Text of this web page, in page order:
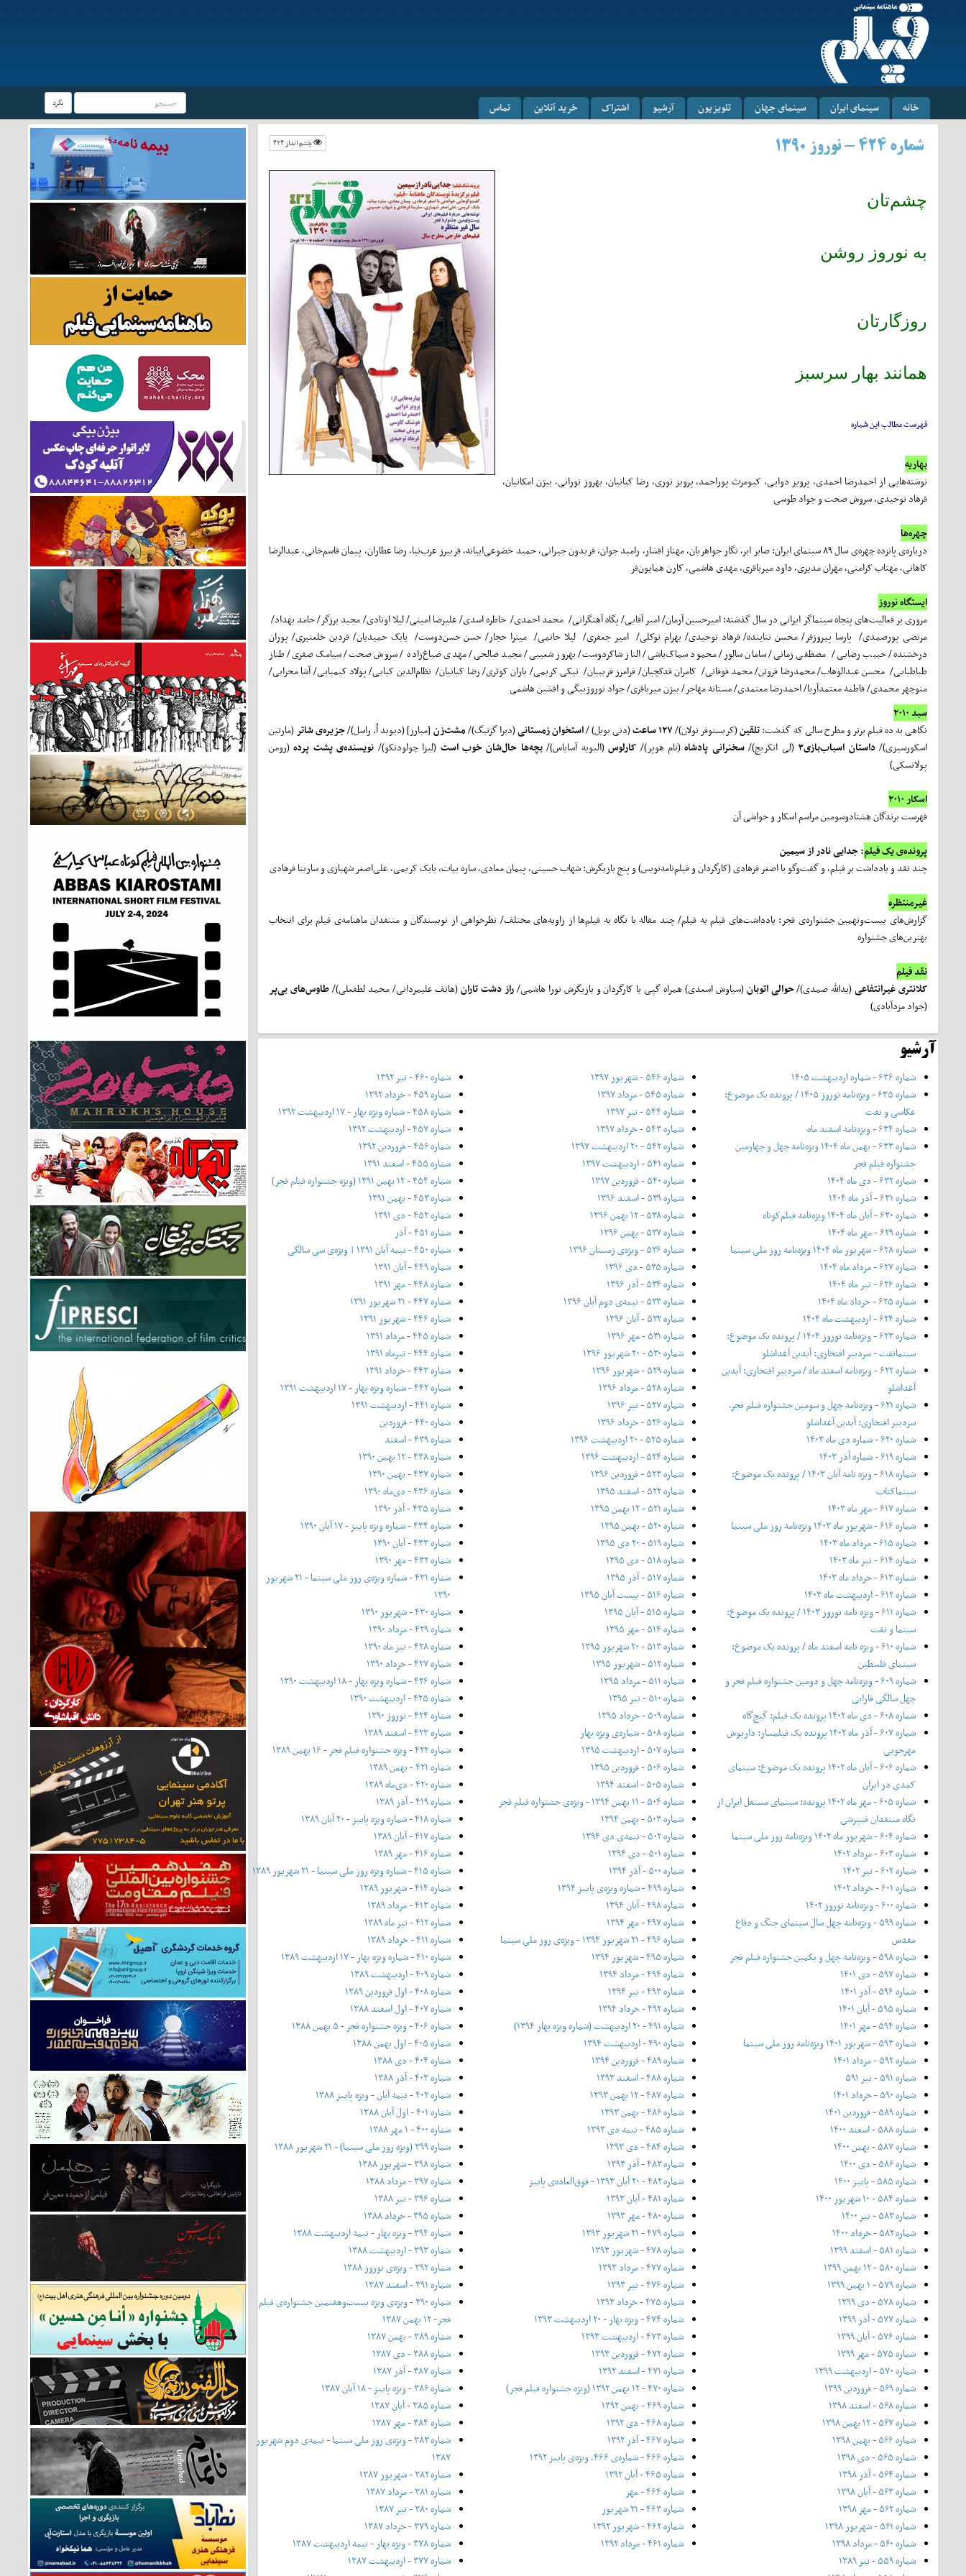
خانه سینمای ایران سینمای جهان تلویزیون آرشیو اشتراک خرید آنلاین تماس بگرد
شماره ۴۲۴ - نوروز ۱۳۹۰
چشم‌تان
به نوروز روشن
روزگارتان
همانند بهار سرسبز
فهرست مطالب این شماره
بهاریه
نوشته‌هایی از احمدرضا احمدی، پرویز دوایی، کیومرث پوراحمد، پرویز نوری، رضا کیانیان، بهروز تورانی، بیژن امکانیان،
فرهاد توحیدی، سروش صحت و جواد طوسی
چهره‌ها
درباره‌ی پانزده چهره‌ی سال ۸۹ سینمای ایران: صابر ابر، نگار جواهریان، مهناز افشار، رامبد جوان، فریدون جیرانی، حمید خضوعی‌ابیانه، فریبرز عرب‌نیا، رضا عطاران، پیمان قاسم‌خانی، عبدالرضا
کاهانی، مهتاب کرامتی، مهران مدیری، داود میرباقری، مهدی هاشمی، کارن همایون‌فر
ایستگاه نوروز
مروری بر فعالیت‌های پنجاه سینماگر ایرانی در سال گذشته: امیرحسین آرمان/ امیر آقایی/ پگاه آهنگرانی/ محمد احمدی/ خاطره اسدی/ علیرضا امینی/ لیلا اوتادی/ مجید برزگر/ حامد بهداد/
مرتضی پورصمدی/ پارسا پیروزفر/ محسن تنابنده/ فرهاد توحیدی/ بهرام توکلی/ امیر جعفری/ لیلا حاتمی/ میترا حجار/ حسن حسن‌دوست/ بابک حمیدیان/ فردین خلعتبری/ پوران
درخشنده/ حبیب رضایی/ مصطفی زمانی/ سامان سالور/ محمود سماک‌باشی/ الناز شاکردوست/ بهروز شعیبی/ مجید صالحی/ مهدی صباغ‌زاده / سروش صحت/ سیامک صفری/ طناز
طباطبایی/ محسن عبدالوهاب/ محمدرضا فروتن/ محمد فوقانی/ کامران قدکچیان/ فرامرز قریبیان/ نیکی کریمی/ باران کوثری/ رضا کیانیان/ نظام‌الدین کیایی/ پولاد کیمیایی/ آشا محرابی/
منوچهر محمدی/ فاطمه معتمدآریا/ احمدرضا معتمدی/ مستانه مهاجر/ بیژن میرباقری/ جواد نوروزبیگی و افشین هاشمی
سبد ۲۰۱۰
نگاهی به ده فیلم برتر و مطرح سالی که گذشت:تلقین(کریستوفر نولان)/۱۲۷ ساعت (دنی بویل) /استخوان زمستانی(دبرا گرَنیگ)/مشت‌زن [مبارز] (دیوید اُ. راسل)/جزیره‌ی شاتر (مارتین
اسکورسیزی)/داستان اسباب‌بازی۳ (لی انکریچ)/سخنرانی پادشاه(تام هوپر)/ کارلوس(الیویه آسایاس)/بچه‌ها حال‌شان خوب است (لیزا چولودنکو)/ نویسنده‌ی پشت پرده(رومن
پولانسکی)
اسکار ۲۰۱۰
فهرست برندگان هشتادوسومین مراسم اسکار و حواشی آن
پرونده‌ی یک فیلم: جدایی نادر از سیمین
چند نقد و یادداشت بر فیلم، و گفت‌وگو با اصغر فرهادی (کارگردان و فیلم‌نامه‌نویس) و پنج بازیگرش: شهاب حسینی، پیمان معادی، ساره بیات، بابک کریمی، علی‌اصغر شهبازی و سارینا فرهادی
غیرمنتظره
گزارش‌های بیست‌ونهمین جشنواره‌ی فجر: یادداشت‌های فیلم به فیلم/ چند مقاله با نگاه به فیلم‌ها از زاویه‌های مختلف/ نظرخواهی از نویسندگان و منتقدان ماهنامه‌ی فیلم برای انتخاب
بهترین‌های جشنواره
نقد فیلم
کلانتری غیرانتفاعی(یدالله صمدی)/حوالی اتوبان(سیاوش اسعدی) همراه گپی با کارگردان و بازیگرش نورا هاشمی/راز دشت تاران(هاتف علیمردانی/ محمد لطفعلی)/طاوس‌های بی‌پر
(جواد مزدآبادی)
آرشیو
شماره ۶۳۶ - شماره اردیبهشت ۱۴۰۵
شماره ۶۳۵ - ویژه‌نامه نوروز ۱۴۰۵ / پرونده یک موضوع:
عکاسی و نفت
شماره ۶۳۴ - ویژه‌نامه اسفند ماه
شماره ۶۳۳ - بهمن ماه ۱۴۰۴ ویژه‌نامه چهل‌ و‌ چهارمین
جشنواره فیلم فجر
شماره ۶۳۲ - دی ماه ۱۴۰۴
شماره ۶۳۱ - آذر ماه ۱۴۰۴
شماره ۶۳۰ - آبان ماه ۱۴۰۴ ویژه‌نامه فیلم‌کوتاه
شماره ۶۲۹ - مهر ماه ۱۴۰۴
شماره ۶۲۸ - شهریور ماه ۱۴۰۴ ویژه‌نامه روز ملی سینما
شماره ۶۲۷ - مرداد ماه ۱۴۰۴
شماره ۶۲۶ - تیر ماه ۱۴۰۴
شماره ۶۲۵ - خرداد ماه ۱۴۰۴
شماره ۶۲۴ - اردیبهشت ماه ۱۴۰۴
شماره ۶۲۳ - ویژه‌نامه نوروز ۱۴۰۴ / پرونده یک موضوع:
سینمانفت - سردبیر افتخاری: آیدین آغداشلو
شماره ۶۲۲ - ویژه‌نامه اسفند ماه / سردبیر افتخاری: آیدین
آغداشلو
شماره ۶۲۱ - ویژه‌نامه چهل‌ و‌ سومین جشنواره فیلم فجر،
سردبیر افتخاری: آیدین آغداشلو
شماره ۶۲۰ - شماره دی ماه ۱۴۰۳
شماره ۶۱۹ - شماره آذر ۱۴۰۳
شماره ۶۱۸ - ویژه نامه آبان ۱۴۰۳ / پرونده یک موضوع:
سینماکتاب
شماره ۶۱۷ - مهر ماه ۱۴۰۳
شماره ۶۱۶ - شهریور ماه ۱۴۰۳ ویژه‌نامه روز ملی سینما
شماره ۶۱۵ - مرداد ماه ۱۴۰۳
شماره ۶۱۴ - تیر ماه ۱۴۰۳
شماره ۶۱۳ - خرداد ماه ۱۴۰۳
شماره ۶۱۲ - اردیبهشت ماه ۱۴۰۳
شماره ۶۱۱ - ویژه نامه نوروز ۱۴۰۳ / پرونده یک موضوع:
سینما و نفت
شماره ۶۱۰ - ویژه نامه اسفند ماه / پرونده یک موضوع:
سینمای فلسطین
شماره ۶۰۹ - ویژه‌نامه چهل و دومین جشنواره فیلم فجر و
چهل سالگی فارابی
شماره ۶۰۸ - دی ماه ۱۴۰۲ پرونده یک فیلم: گیج‌گاه
شماره ۶۰۷ - آذر ماه ۱۴۰۲ پرونده یک فیلمساز: داریوش
مهرجویی
شماره ۶۰۶ - آبان ماه ۱۴۰۲ پرونده یک موضوع: سینمای
کمدی در ایران
شماره ۶۰۵ - مهر ماه ۱۴۰۲ پرونده: سینمای مستقل ایران از
نگاه منتقدان فیپرشی
شماره ۶۰۴ - شهریور ماه ۱۴۰۲ ویژه‌نامه روز ملی سینما
شماره ۶۰۳ - مرداد ۱۴۰۲
شماره ۶۰۲ - تیر ۱۴۰۲
شماره ۶۰۱ - خرداد ۱۴۰۲
شماره ۶۰۰ - ویژه‌نامه نوروز ۱۴۰۲
شماره ۵۹۹ - ویژه‌نامه چهل سال سینمای جنگ و دفاع
مقدس
شماره ۵۹۸ - ویژه‌نامه چهل و یکمین جشنواره فیلم فجر
شماره ۵۹۷ - دی ۱۴۰۱
شماره ۵۹۶ - آذر ۱۴۰۱
شماره ۵۹۵ - آبان ۱۴۰۱
شماره ۵۹۴ - مهر ۱۴۰۱
شماره ۵۹۳ - شهریور ۱۴۰۱ ویژه‌نامه روز ملی سینما
شماره ۵۹۲ - مرداد ۱۴۰۱
شماره ۵۹۱ - تیر ۵۹۱
شماره ۵۹۰ - خرداد ۱۴۰۱
شماره ۵۸۹ - فروردین ۱۴۰۱
شماره ۵۸۸ - اسفند ۱۴۰۰
شماره ۵۸۷ - بهمن ۱۴۰۰
شماره ۵۸۶ - دی ۱۴۰۰
شماره ۵۸۵ - پاییز ۱۴۰۰
شماره ۵۸۴ - ۱۰ شهریور ۱۴۰۰
شماره ۵۸۳ - تیر ۱۴۰۰
شماره ۵۸۲ - خرداد ۱۴۰۰
شماره ۵۸۱ - اسفند ۱۳۹۹
شماره ۵۸۰ - ۱۲ بهمن ۱۳۹۹
شماره ۵۷۹ - ۱ بهمن ۱۳۹۹
شماره ۵۷۸ - دی ۱۳۹۹
شماره ۵۷۷ - آذر ۱۳۹۹
شماره ۵۷۶ - آبان ۱۳۹۹
شماره ۵۷۵ - مهر ۱۳۹۹
شماره ۵۷۰ - اردیبهشت ۱۳۹۹
شماره ۵۶۹ - فروردین ۱۳۹۹
شماره ۵۶۸ - اسفند ۱۳۹۸
شماره ۵۶۷ - ۱۲ بهمن ۱۳۹۸
شماره ۵۶۶ - بهمن ۱۳۹۸
شماره ۵۶۵ - دی ۱۳۹۸
شماره ۵۶۴ - آذر ۱۳۹۸
شماره ۵۶۳ - آیان ۱۳۹۸
شماره ۵۶۲ - مهر ۱۳۹۸
شماره ۵۶۱ - شهریور ۱۳۹۸
شماره ۵۶۰ - مرداد ۱۳۹۸
شماره ۵۵۹ - تیر ۱۳۸۹
شماره ۵۴۶ - شهریور ۱۳۹۷
شماره ۵۴۵ - مرداد ۱۳۹۷
شماره ۵۴۴ - تیر ۱۳۹۷
شماره ۵۴۳ - خرداد ۱۳۹۷
شماره ۵۴۲ - ۲۰ اردیبهشت ۱۳۹۷
شماره ۵۴۱ - اردیبهشت ۱۳۹۷
شماره ۵۴۰ - فروردین ۱۳۹۷
شماره ۵۳۹ - اسفند ۱۳۹۶
شماره ۵۳۸ - ۱۲ بهمن ۱۳۹۶
شماره ۵۳۷ - بهمن ۱۳۹۶
شماره ۵۳۶ - ویژه‌ی زمستان ۱۳۹۶
شماره ۵۳۵ - دی ۱۳۹۶
شماره ۵۳۴ - آذر ۱۳۹۶
شماره ۵۳۳ - نیمه‌ی دوم آبان ۱۳۹۶
شماره ۵۳۲ - آبان ۱۳۹۶
شماره ۵۳۱ - مهر ۱۳۹۶
شماره ۵۳۰ - ۲۰ شهریور ۱۳۹۶
شماره ۵۲۹ - شهریور ۱۳۹۶
شماره ۵۲۸ - مرداد ۱۳۹۶
شماره ۵۲۷ - تیر ۱۳۹۶
شماره ۵۲۶ - خرداد ۱۳۹۶
شماره ۵۲۵ - ۲۰ اردیبهشت ۱۳۹۶
شماره ۵۲۴ - اردیبهشت ۱۳۹۶
شماره ۵۲۳ - فروردین ۱۳۹۶
شماره ۵۲۲ - اسفند ۱۳۹۵
شماره ۵۲۱ - ۱۲ بهمن ۱۳۹۵
شماره ۵۲۰ - بهمن ۱۳۹۵
شماره ۵۱۹ - ۲۰ دی ۱۳۹۵
شماره ۵۱۸ - دی ۱۳۹۵
شماره ۵۱۷ - آذر ۱۳۹۵
شماره ۵۱۶ - بیست آبان ۱۳۹۵
شماره ۵۱۵ - آبان ۱۳۹۵
شماره ۵۱۴ - مهر ۱۳۹۵
شماره ۵۱۳ - ۲۰ شهریور ۱۳۹۵
شماره ۵۱۲ - شهریور ۱۳۹۵
شماره ۵۱۱ - مرداد ۱۳۹۵
شماره ۵۱۰ - تیر ۱۳۹۵
شماره ۵۰۹ - خرداد ۱۳۹۵
شماره ۵۰۸ - شماره‌ی ویژه بهار
شماره ۵۰۷ - اردیبهشت ۱۳۹۵
شماره ۵۰۶ - فروردین ۱۳۹۵
شماره ۵۰۵ - اسفند ۱۳۹۴
شماره ۵۰۴ - ۱۱ بهمن ۱۳۹۴ - ویژه‌ی جشنواره فیلم فجر
شماره ۵۰۳ - بهمن ۱۳۹۴
شماره ۵۰۲ - نیمه‌ی دی ۱۳۹۴
شماره ۵۰۱ - دی ۱۳۹۴
شماره ۵۰۰ - آذر ۱۳۹۴
شماره ۴۹۹ - شماره ویژه‌ی پاییز ۱۳۹۴
شماره ۴۹۸ - آبان ۱۳۹۴
شماره ۴۹۷ - مهر ۱۳۹۴
شماره ۴۹۶ - ۲۱ شهریور ۱۳۹۴ - ویژه‌ی روز ملی سینما
شماره ۴۹۵ - شهریور ۱۳۹۴
شماره ۴۹۴ - مرداد ۱۳۹۴
شماره ۴۹۳ - تیر ۱۳۹۴
شماره ۴۹۲ - خرداد ۱۳۹۴
شماره ۴۹۱ - ۲۰ اردیبهشت (شماره ویژه بهار ۱۳۹۴)
شماره ۴۹۰ - اردیبهشت ۱۳۹۴
شماره ۴۸۹ - فروردین ۱۳۹۴
شماره ۴۸۸ - اسفند ۱۳۹۳
شماره ۴۸۷ - ۱۲ بهمن ۱۳۹۳
شماره ۴۸۶ - بهمن ۱۳۹۳
شماره ۴۸۵ - نیمه دی ۱۳۹۳
شماره ۴۸۴ - دی ۱۳۹۳
شماره ۴۸۳ - آذر ۱۳۹۳
شماره ۴۸۲ - ۲۰ آبان ۱۳۹۳ - فوق‌العاده‌ی پاییز
شماره ۴۸۱ - آبان ۱۳۹۳
شماره ۴۸۰ - مهر ۱۳۹۳
شماره ۴۷۹ - ۲۱ شهریور ۱۳۹۳
شماره ۴۷۸ - شهریور ۱۳۹۳
شماره ۴۷۷ - مرداد ۱۳۹۳
شماره ۴۷۶ - تیر ۱۳۹۳
شماره ۴۷۵ - خرداد ۱۳۹۳
شماره ۴۷۴ - ویژه بهار - ۲۰ اردیبهشت ۱۳۹۳
شماره ۴۷۳ - اردیبهشت ۱۳۹۳
شماره ۴۷۲ - فروردین ۱۳۹۳
شماره ۴۷۱ - اسفند ۱۳۹۲
شماره ۴۷۰ - ۱۲ بهمن ۱۳۹۲ (ویژه جشنواره فیلم فجر)
شماره ۴۶۹ - بهمن ۱۳۹۲
شماره ۴۶۸ - دی ۱۳۹۲
شماره ۴۶۷ - آذر ۱۳۹۲
شماره ۴۶۶ - شماره‌ی ۴۶۶، ویژه‌ی پاییز ۱۳۹۲
شماره ۴۶۵ - آبان ۱۳۹۲
شماره ۴۶۴ - مهر
شماره ۴۶۳ - ۲۱ شهریور
شماره ۴۶۲ - شهریور ۱۳۹۲
شماره ۴۶۱ - مرداد ۱۳۹۲
شماره ۴۶۰ - تیر ۱۳۹۲
شماره ۴۵۹ - خرداد ۱۳۹۲
شماره ۴۵۸ - شماره ویژه بهار - ۱۷ اردیبهشت ۱۳۹۲
شماره ۴۵۷ - اردیبهشت ۱۳۹۲
شماره ۴۵۶ - فروردین ۱۳۹۲
شماره ۴۵۵ - اسفند ۱۳۹۱
شماره ۴۵۴ - ۱۲ بهمن ۱۳۹۱ (ویژه جشنواره فیلم فجر)
شماره ۴۵۳ - بهمن ۱۳۹۱
شماره ۴۵۲ - دی ۱۳۹۱
شماره ۴۵۱ - آذر
شماره ۴۵۰ - نیمه آبان ۱۳۹۱ | ویژه‌ی سی سالگی
شماره ۴۴۹ - آبان ۱۳۹۱
شماره ۴۴۸ - مهر ۱۳۹۱
شماره ۴۴۷ - ۲۱ شهریور ۱۳۹۱
شماره ۴۴۶ - شهریور ۱۳۹۱
شماره ۴۴۵ - مرداد ۱۳۹۱
شماره ۴۴۴ - تیر‌ماه ۱۳۹۱
شماره ۴۴۳ - خرداد ۱۳۹۱
شماره ۴۴۲ - شماره ویژه بهار - ۱۷ اردیبهشت ۱۳۹۱
شماره ۴۴۱ - اردیبهشت ۱۳۹۱
شماره ۴۴۰ - فروردین
شماره ۴۳۹ - اسفند
شماره ۴۳۸ - ۱۲ بهمن ۱۳۹۰
شماره ۴۳۷ - بهمن ۱۳۹۰
شماره ۴۳۶ - دی‌ماه ۱۳۹۰
شماره ۴۳۵ - آذر ۱۳۹۰
شماره ۴۳۴ - شماره ویژه پاییز - ۱۷ آبان ۱۳۹۰
شماره ۴۳۳ - آبان ۱۳۹۰
شماره ۴۳۲ - مهر ۱۳۹۰
شماره ۴۳۱ - شماره ویژه‌ی روز ملی سینما - ۲۱ شهریور
۱۳۹۰
شماره ۴۳۰ - شهریور ۱۳۹۰
شماره ۴۲۹ - مرداد ۱۳۹۰
شماره ۴۲۸ - تیر ماه ۱۳۹۰
شماره ۴۲۷ - خرداد ۱۳۹۰
شماره ۴۲۶ - شماره ویژه بهار - ۱۸ اردیبهشت ۱۳۹۰
شماره ۴۲۵ - اردیبهشت ۱۳۹۰
شماره ۴۲۴ - نوروز ۱۳۹۰
شماره ۴۲۳ - اسفند ۱۳۸۹
شماره ۴۲۲ - ویژه جشنواره فیلم فجر - ۱۶ بهمن ۱۳۸۹
شماره ۴۲۱ - بهمن ۱۳۸۹
شماره ۴۲۰ - دی‌ماه ۱۳۸۹
شماره ۴۱۹ - آذر ۱۳۸۹
شماره ۴۱۸ - شماره ویژه پاییز - ۲۰ آبان ۱۳۸۹
شماره ۴۱۷ - آبان ۱۳۸۹
شماره ۴۱۶ - مهر ۱۳۸۹
شماره ۴۱۵ - شماره ویژه روز ملی سینما - ۲۱ شهریور ۱۳۸۹
شماره ۴۱۴ - شهریور ۱۳۸۹
شماره ۴۱۳ - مرداد ۱۳۸۹
شماره ۴۱۲ - تیر ماه ۱۳۸۹
شماره ۴۱۱ - خرداد ۱۳۸۹
شماره ۴۱۰ - شماره ویژه بهار - ۱۷ اردیبهشت ۱۳۸۹
شماره ۴۰۹ - اردیبهشت ۱۳۸۹
شماره ۴۰۸ - اول فروردین ۱۳۸۹
شماره ۴۰۷ - اول اسفند ۱۳۸۸
شماره ۴۰۶ - ویژه جشنواره فجر - ۵ بهمن ۱۳۸۸
شماره ۴۰۵ - اول بهمن ۱۳۸۸
شماره ۴۰۴ - دی ۱۳۸۸
شماره ۴۰۳ - آذر ۱۳۸۸
شماره ۴۰۲ - نیمه آبان - ویژه پاییز ۱۳۸۸
شماره ۴۰۱ - اول آبان ۱۳۸۸
شماره ۴۰۰ - ۱ مهر ۱۳۸۸
شماره ۳۹۹ (ویژه روز ملی سینما) - ۲۱ شهریور ۱۳۸۸
شماره ۳۹۸ - شهریور ۱۳۸۸
شماره ۳۹۷ - مرداد ۱۳۸۸
شماره ۳۹۶ - تیر ۱۳۸۸
شماره ۳۹۵ - خرداد ۱۳۸۸
شماره ۳۹۴ - ویژه بهار - نیمه‌ اردیبهشت ۱۳۸۸
شماره ۳۹۳ - اردیبهشت ۱۳۸۸
شماره ۳۹۲ - ویژه‌ی نوروز ۱۳۸۸
شماره ۳۹۱ - اسفند ۱۳۸۷
شماره ۳۹۰ - ویژه‌ی ویژه بیست‌و‌هفتمین جشنواره‌ی فیلم
فجر- ۱۲ بهمن ۱۳۸۷
شماره ۳۸۹ - بهمن ۱۳۸۷
شماره ۳۸۸ - دی ۱۳۸۷
شماره ۳۸۷ - آذر ۱۳۸۷
شماره ۳۸۶ - ویژه پاییز - ۱۸ آبان ۱۳۸۷
شماره ۳۸۵ - آبان ۱۳۸۷
شماره ۳۸۴ - مهر ۱۳۸۷
شماره ۳۸۳ - ویژه‌ی روز ملی سینما - نیمه‌ی دوم شهریور
۱۳۸۷
شماره ۳۸۲ - شهریور ۱۳۸۷
شماره ۳۸۱ - مرداد ۱۳۸۷
شماره ۳۸۰ - تیر ۱۳۸۷
شماره ۳۷۹ - خرداد ۱۳۸۷
شماره ۳۷۸ - ویژه بهار - نیمه‌ اردیبهشت ۱۳۸۷
شماره ۳۷۷ - اردیبهشت ۱۳۸۷